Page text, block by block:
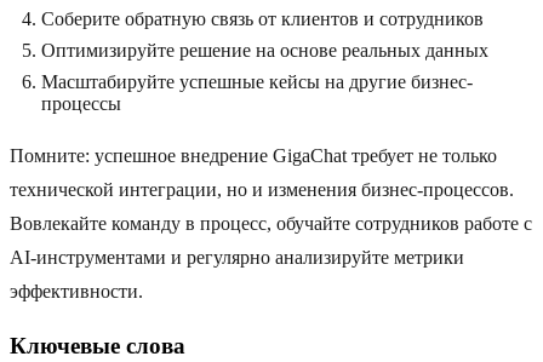
Соберите обратную связь от клиентов и сотрудников
Оптимизируйте решение на основе реальных данных
Масштабируйте успешные кейсы на другие бизнес-
процессы
Помните: успешное внедрение GigaChat требует не только
технической интеграции, но и изменения бизнес-процессов.
Вовлекайте команду в процесс, обучайте сотрудников работе с
AI-инструментами и регулярно анализируйте метрики
эффективности.
Ключевые слова